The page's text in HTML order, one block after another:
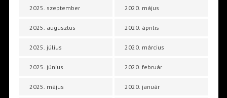
2025. szeptember
2025. augusztus
2025. július
2025. június
2025. május
2020. május
2020. április
2020. március
2020. február
2020. január